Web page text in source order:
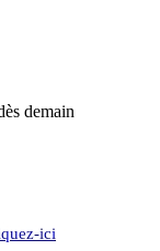
demain
ici